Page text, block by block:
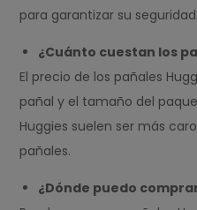
para garantizar su seguridad.
¿Cuánto cuestan los
El precio de los pañales
pañal y el tamaño del
Huggies suelen ser más
pañales.
¿Dónde puedo